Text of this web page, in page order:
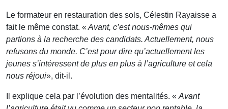
Le formateur en restauration des sols, Célestin Rayaisse a
fait le même constat. « Avant, c’est nous-mêmes qui
partions à la recherche des candidats. Actuellement, nous
refusons du monde. C’est pour dire qu’actuellement les
jeunes s’intéressent de plus en plus à l’agriculture et cela
nous réjoui», dit-il.
Il explique cela par l’évolution des mentalités. « Avant